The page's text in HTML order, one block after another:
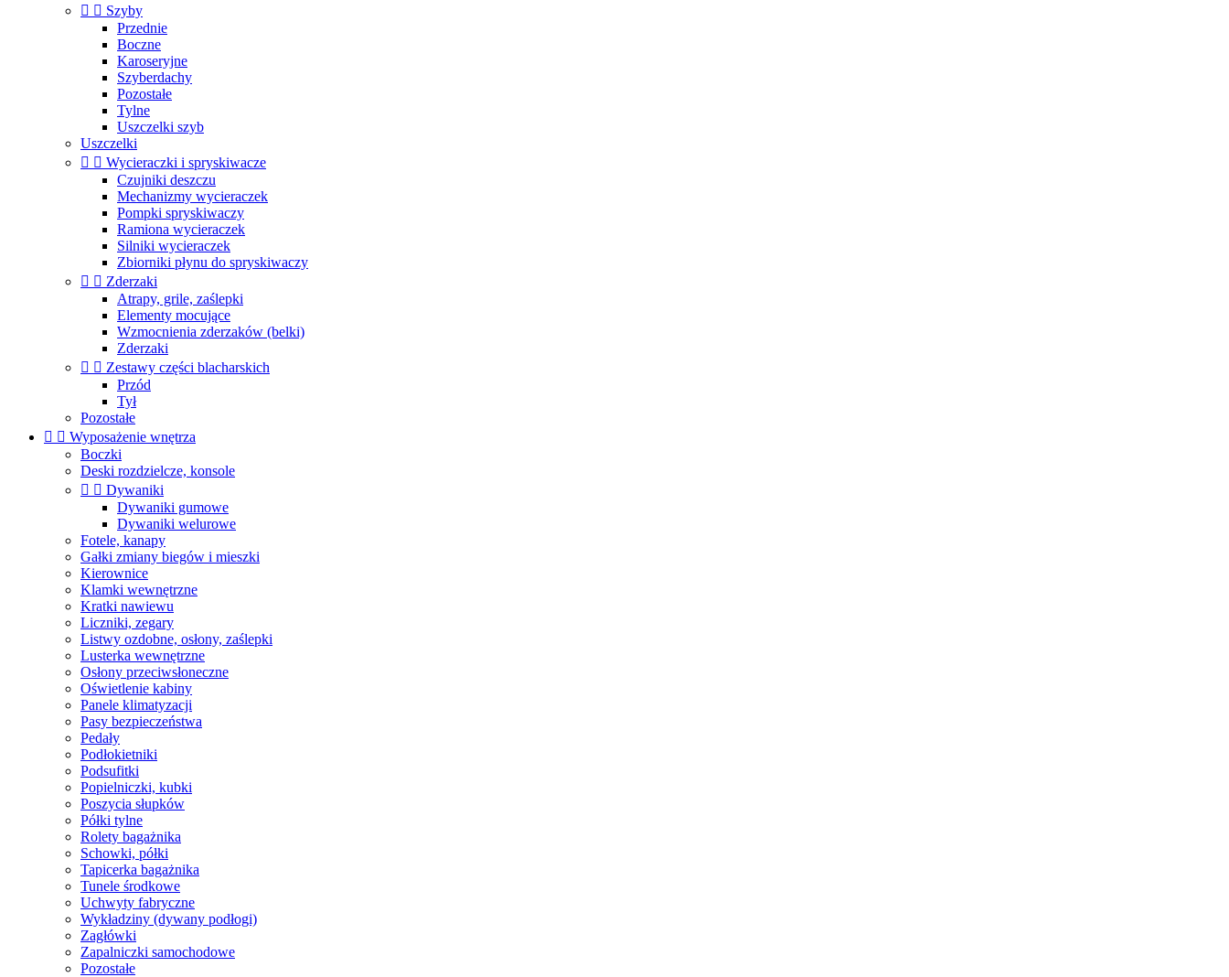
  Szyby
Przednie
Boczne
Karoseryjne
Szyberdachy
Pozostałe
Tylne
Uszczelki szyb
Uszczelki
  Wycieraczki i spryskiwacze
Czujniki deszczu
Mechanizmy wycieraczek
Pompki spryskiwaczy
Ramiona wycieraczek
Silniki wycieraczek
Zbiorniki płynu do spryskiwaczy
  Zderzaki
Atrapy, grile, zaślepki
Elementy mocujące
Wzmocnienia zderzaków (belki)
Zderzaki
  Zestawy części blacharskich
Przód
Tył
Pozostałe
  Wyposażenie wnętrza
Boczki
Deski rozdzielcze, konsole
  Dywaniki
Dywaniki gumowe
Dywaniki welurowe
Fotele, kanapy
Gałki zmiany biegów i mieszki
Kierownice
Klamki wewnętrzne
Kratki nawiewu
Liczniki, zegary
Listwy ozdobne, osłony, zaślepki
Lusterka wewnętrzne
Osłony przeciwsłoneczne
Oświetlenie kabiny
Panele klimatyzacji
Pasy bezpieczeństwa
Pedały
Podłokietniki
Podsufitki
Popielniczki, kubki
Poszycia słupków
Półki tylne
Rolety bagażnika
Schowki, półki
Tapicerka bagażnika
Tunele środkowe
Uchwyty fabryczne
Wykładziny (dywany podłogi)
Zagłówki
Zapalniczki samochodowe
Pozostałe